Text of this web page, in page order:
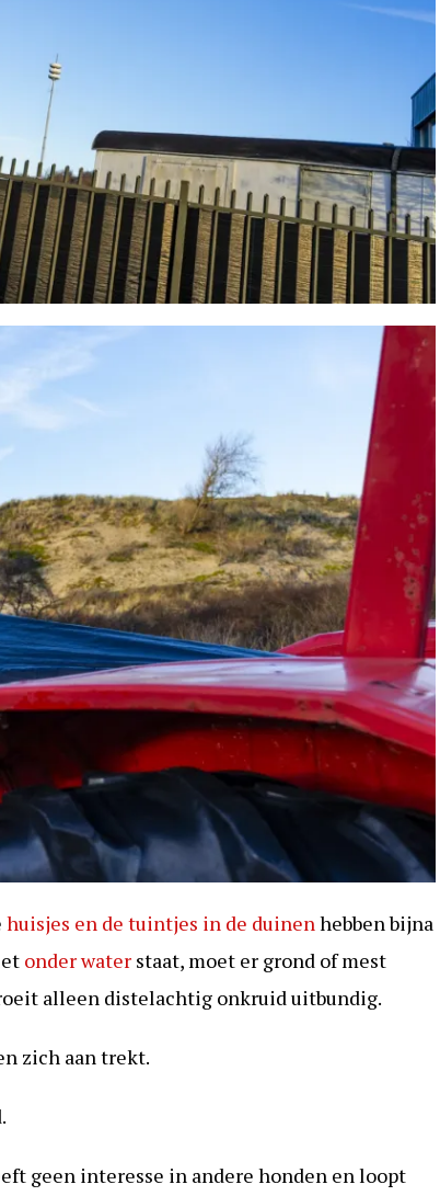
huisjes en de tuintjes in de duinenhebben bijna
onder water staat, moet er grond of mest
alleen distelachtig onkruid uitbundig.
zich aan trekt.
geen interesse in andere honden en loopt